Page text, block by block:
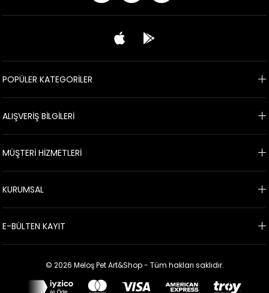
POPÜLER KATEGORİLER
ALIŞVERİŞ BİLGİLERİ
MÜŞTERİ HİZMETLERİ
KURUMSAL
E-BÜLTEN KAYIT
© 2026 Meloş Pet Art&Shop - Tüm hakları saklıdır.